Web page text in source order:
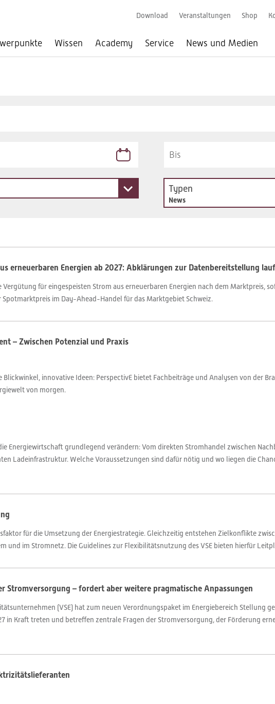
Wissen Academy Service News und Medien
Download Veranstaltungen Shop
Typen
News
erneuerbaren Energien ab 2027: Abklärungen zur Datenbereitstellung
Vergütung für eingespeisten Strom aus erneuerbaren Energien nach dem Marktpreis,
im Day-Ahead-Handel für das Marktgebiet Schweiz.
– Zwischen Potenzial und Praxis
innovative Ideen: PerspectivE bietet Fachbeiträge und Analysen von der
von morgen.
Energiewirtschaft grundlegend verändern: Vom direkten Stromhandel zwischen
Ladeinfrastruktur. Welche Voraussetzungen sind dafür nötig und wo liegen die
für die Umsetzung der Energiestrategie. Gleichzeitig entstehen Zielkonflikte
und im Stromnetz. Die Guidelines zur Flexibilitätsnutzung des VSE bieten hierfür
Stromversorgung – fordert aber weitere pragmatische Anpassungen
(VSE) hat zum neuen Verordnungspaket im Energiebereich Stellung
in Kraft treten und betreffen zentrale Fragen der Stromversorgung, der Förderung